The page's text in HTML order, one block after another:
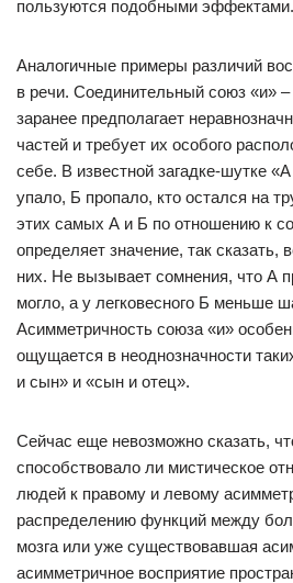
пользуются подобными эффектами.
Аналогичные примеры различий
в речи. Соединительный союз «и»
заранее предполагает
частей и требует их особого
себе. В известной загадке-шутке
упало, Б пропало, кто остался на
этих самых А и Б по отношению к
определяет значение, так сказать,
них. Не вызывает сомнения, что А
могло, а у легковесного Б меньше
Асимметричность союза «и»
ощущается в неоднозначности
и сын» и «сын и отец».
Сейчас еще невозможно сказать,
способствовало ли мистическое
людей к правому и левому
распределению функций между
мозга или уже существовавшая
асимметричное восприятие